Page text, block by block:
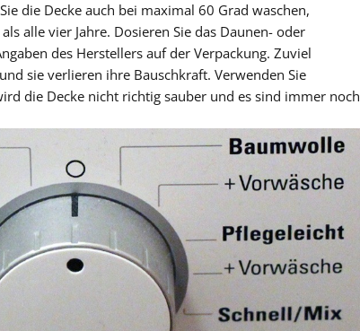
die Decke auch bei maximal 60 Grad waschen,
alle vier Jahre. Dosieren Sie das Daunen- oder
des Herstellers auf der Verpackung. Zuviel
sie verlieren ihre Bauschkraft. Verwenden Sie
die Decke nicht richtig sauber und es sind immer noch